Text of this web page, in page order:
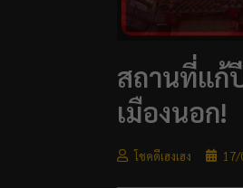
สถานที่แก้
เมืองนอก!
โชคดีเฮงเฮง 17/